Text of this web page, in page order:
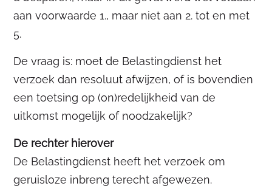
aan voorwaarde 1., maar niet aan 2. tot en met
5.
De vraag is: moet de Belastingdienst het
verzoek dan resoluut afwijzen, of is bovendien
een toetsing op (on)redelijkheid van de
uitkomst mogelijk of noodzakelijk?
De rechter hierover
De Belastingdienst heeft het verzoek om
geruisloze inbreng terecht afgewezen.